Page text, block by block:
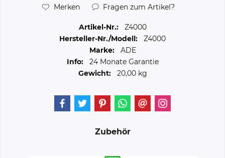
Merken Fragen zum Artikel?
Artikel-Nr.:
Z4000
Hersteller-Nr./Modell:
Z4000
Marke:
ADE
Info:
24 Monate Garantie
Gewicht:
20,00 kg
Zubehör